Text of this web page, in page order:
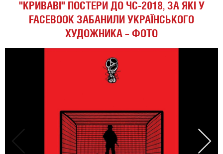
"КРИВАВІ" ПОСТЕРИ ДО ЧС-2018, ЗА ЯКІ У
FACEBOOK ЗАБАНИЛИ УКРАЇНСЬКОГО
ХУДОЖНИКА – ФОТО